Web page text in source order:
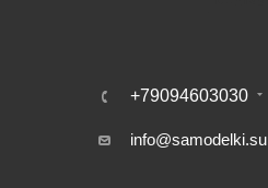
+79094603030
info@samodelki.su